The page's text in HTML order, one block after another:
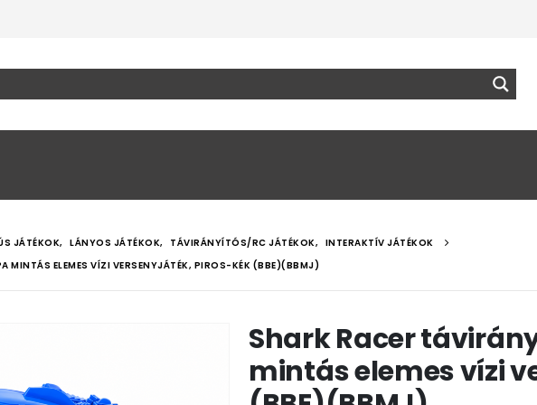
JÁTÉKOK, LÁNYOS JÁTÉKOK, TÁVIRÁNYÍTÓS/RC JÁTÉKOK, INTERAKTÍV JÁTÉKOK
MINTÁS ELEMES VÍZI VERSENYJÁTÉK, PIROS-KÉK (BBE)(BBMJ)
Shark Racer
mintás elemes vízi